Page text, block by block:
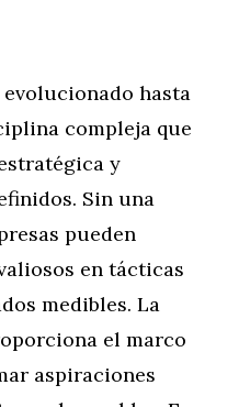
hasta
compleja que
y
Sin una
pueden
en tácticas
medibles. La
el marco
aspiraciones